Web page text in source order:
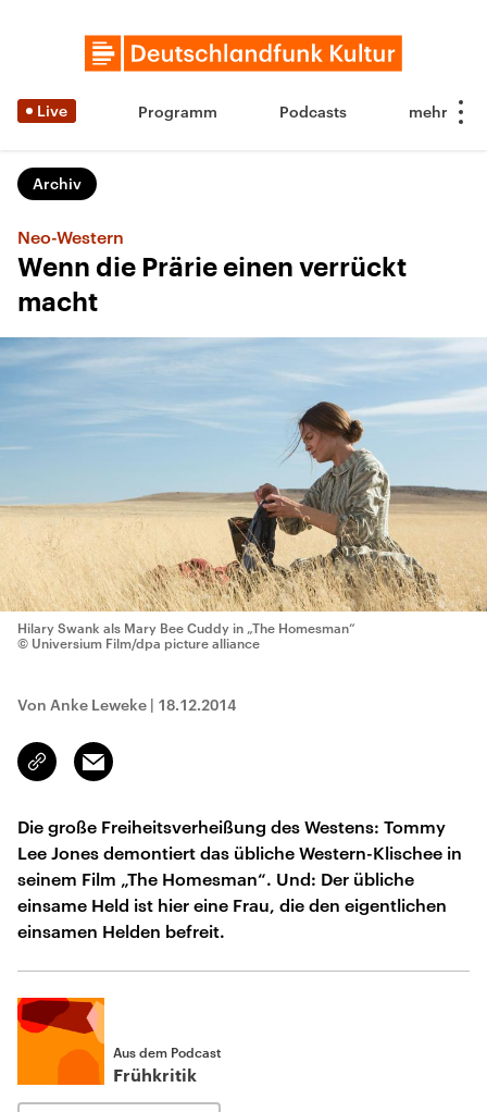
Live Programm Podcasts
Archiv
Neo-Western
Wenn die Prärie einen verrückt
macht
Hilary Swank als Mary Bee Cuddy in „The Homesman“
© Universium Film/dpa picture alliance
Von Anke Leweke | 18.12.2014
Link
kopieren/teilen
Email
Die große Freiheitsverheißung des Westens: Tommy
Lee Jones demontiert das übliche Western-Klischee in
seinem Film „The Homesman“. Und: Der übliche
einsame Held ist hier eine Frau, die den eigentlichen
einsamen Helden befreit.
Aus dem Podcast
Frühkritik